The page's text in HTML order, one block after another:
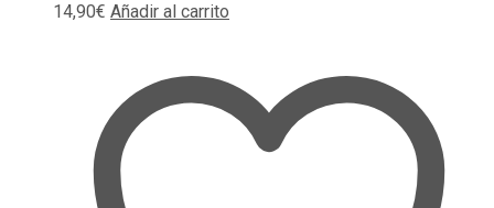
14,90€ Añadir al carrito